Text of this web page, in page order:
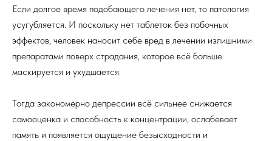
Если долгое время подобающего лечения нет, то патология
усугубляется. И поскольку нет таблеток без побочных
эффектов, человек наносит себе вред в лечении излишними
препаратами поверх страдания, которое всё больше
маскируется и ухудшается.
Тогда закономерно депрессии всё сильнее снижается
самооценка и способность к концентрации, ослабевает
память и появляется ощущение безысходности и